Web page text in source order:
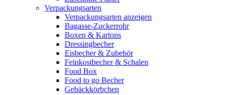
Verpackungsarten
Verpackungsarten anzeigen
Bagasse-Zuckerrohr
Boxen & Kartons
Dressingbecher
Eisbecher & Zubehör
Feinkostbecher & Schalen
Food Box
Food to go Becher
Gebäckkörbchen